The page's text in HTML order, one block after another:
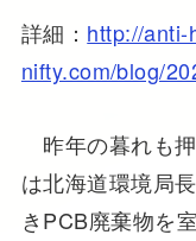
詳細： http://anti-
nifty.com/blog/
昨年の暮れも
は北海道環境局
きPCB廃棄物を